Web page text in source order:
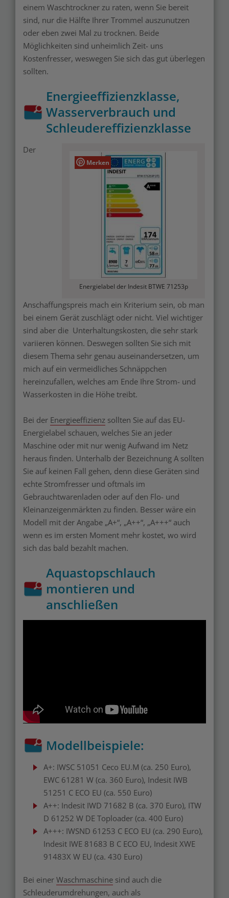
einem Waschtrockner zu raten, wenn Sie bereit
sind, nur die Hälfte Ihrer Trommel auszunutzen
oder eben zwei Mal zu trocknen. Beide
Möglichkeiten sind unheimlich Zeit- uns
Kostenfresser, weswegen Sie sich das gut überlegen
sollten.
Energieeffizienzklasse,
Wasserverbrauch und
Schleudereffizienzklasse
Merken
Energielabel der Indesit BTWE 71253p
Der
Anschaffungspreis mach ein Kriterium sein, ob man
bei einem Gerät zuschlägt oder nicht. Viel wichtiger
sind aber die Unterhaltungskosten, die sehr stark
variieren können. Deswegen sollten Sie sich mit
diesem Thema sehr genau auseinandersetzen, um
mich auf ein vermeidliches Schnäppchen
hereinzufallen, welches am Ende Ihre Strom- und
Wasserkosten in die Höhe treibt.
Bei der Energieeffizienz sollten Sie auf das EU-
Energielabel schauen, welches Sie an jeder
Maschine oder mit nur wenig Aufwand im Netz
heraus finden. Unterhalb der Bezeichnung A sollten
Sie auf keinen Fall gehen, denn diese Geräten sind
echte Stromfresser und oftmals im
Gebrauchtwarenladen oder auf den Flo- und
Kleinanzeigenmärkten zu finden. Besser wäre ein
Modell mit der Angabe „A+“, „A++“, „A+++“ auch
wenn es im ersten Moment mehr kostet, wo wird
sich das bald bezahlt machen.
Aquastopschlauch
montieren und
anschließen
Modellbeispiele:
A+: IWSC 51051 Ceco EU.M (ca. 250 Euro),
EWC 61281 W (ca. 360 Euro), Indesit IWB
51251 C ECO EU (ca. 550 Euro)
A++: Indesit IWD 71682 B (ca. 370 Euro), ITW
D 61252 W DE Toploader (ca. 400 Euro)
A+++: IWSND 61253 C ECO EU (ca. 290 Euro),
Indesit IWE 81683 B C ECO EU, Indesit XWE
91483X W EU (ca. 430 Euro)
Bei einer Waschmaschine sind auch die
Schleuderumdrehungen, auch als